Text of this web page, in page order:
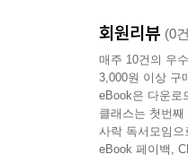
회원리뷰 (0
매주 10건의 우
3,000원 이상 구
eBook은 다운로
클래스는 첫번
사락 독서모임
eBook 페이백,